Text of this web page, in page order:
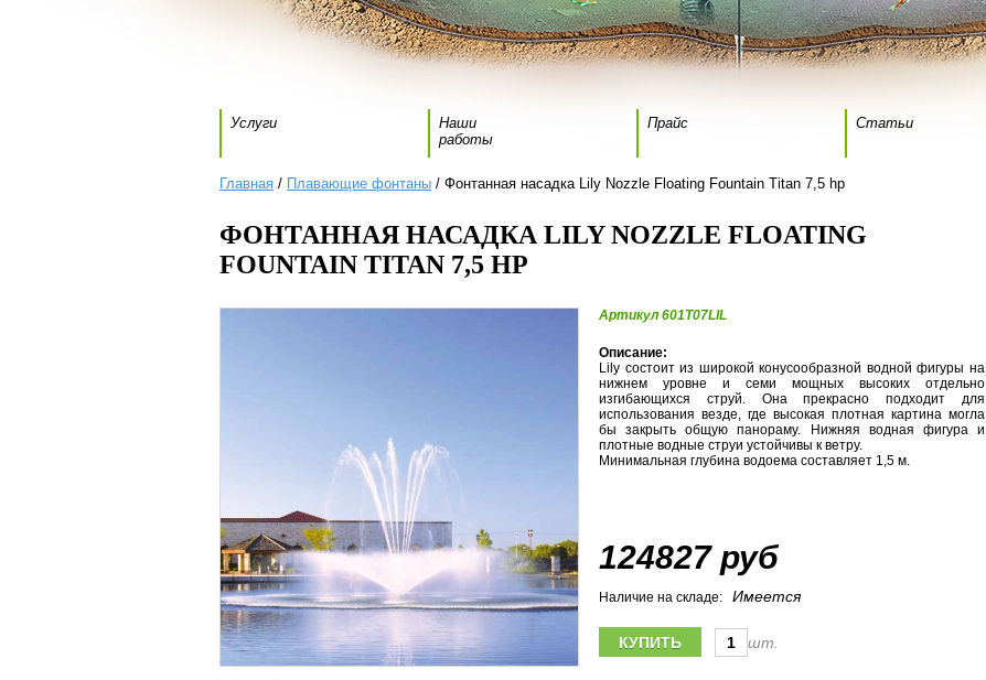
Услуги
Наши
работы
Прайс Статьи
Главная / Плавающие фонтаны / Фонтанная насадка Lily Nozzle Floating Fountain Titan 7,5 hp
ФОНТАННАЯ НАСАДКА LILY NOZZLE FLOATING
FOUNTAIN TITAN 7,5 HP
Артикул 601T07LIL
Описание:
Lily состоит из широкой конусообразной водной фигуры на
нижнем уровне и семи мощных высоких отдельно
изгибающихся струй. Она прекрасно подходит для
использования везде, где высокая плотная картина могла
бы закрыть общую панораму. Нижняя водная фигура и
плотные водные струи устойчивы к ветру.
Минимальная глубина водоема составляет 1,5 м.
124827 руб
Наличие на складе: Имеется
шт.